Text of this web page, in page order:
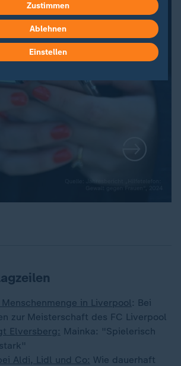
in Liverpool : Bei
zur Meisterschaft des FC Liverpool
Elversberg: Mainka: "Spielerisch
Aldi, Lidl und Co: Wie dauerhaft
Zustimmen
Ablehnen
Einstellen